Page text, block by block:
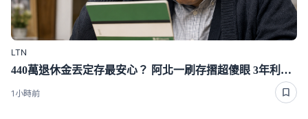
LTN
440萬退休金丟定存最安心？ 阿北一刷存摺超傻眼 3年利息僅1千多
1小時前